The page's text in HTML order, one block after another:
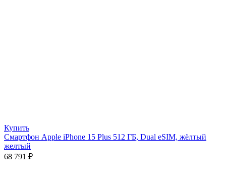
Купить
Смартфон Apple iPhone 15 Plus 512 ГБ, Dual eSIM, жёлтый
желтый
68 791 ₽